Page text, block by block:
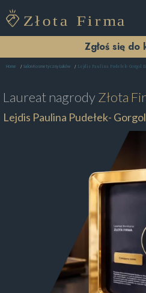
Zgłoś się do
Home Salon Kosmetyczny Łuków Lejdis Paulina Pudełek- Gorgol
Laureat nagrodyZłota
Lejdis Paulina Pudełek-